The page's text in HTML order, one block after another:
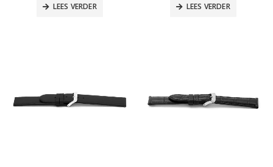
LEES VERDER LEES VERDER